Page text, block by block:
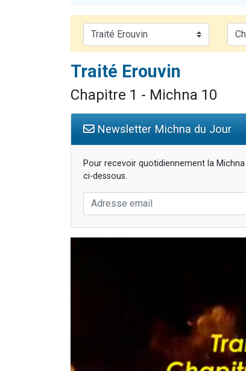
Traité Erouvin
Chapitre 1 - Michna 10
Newsletter Michna du Jour
Pour recevoir quotidiennement la
ci-dessous.